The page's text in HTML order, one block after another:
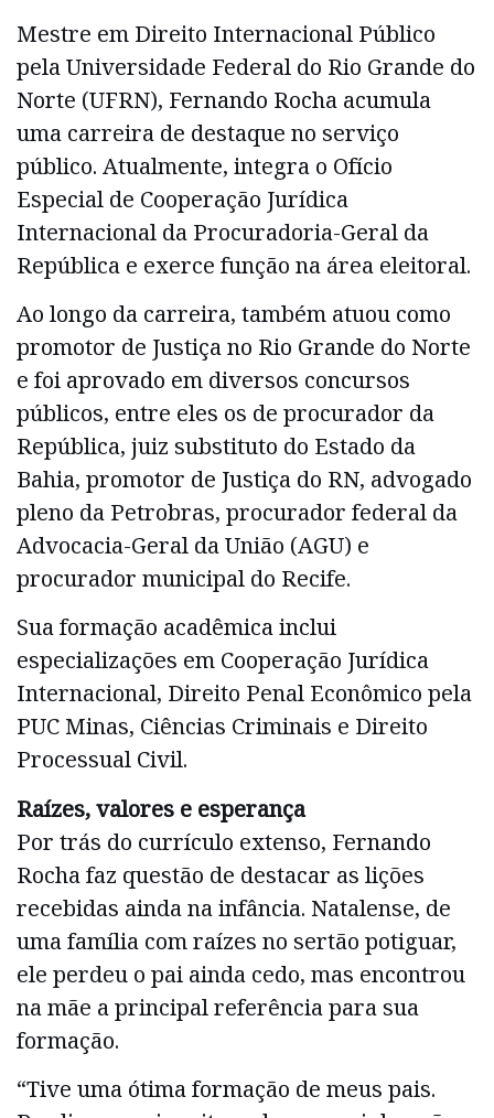
Mestre em Direito Internacional Público
pela Universidade Federal do Rio Grande do
Norte (UFRN), Fernando Rocha acumula
uma carreira de destaque no serviço
público. Atualmente, integra o Ofício
Especial de Cooperação Jurídica
Internacional da Procuradoria-Geral da
República e exerce função na área eleitoral.
Ao longo da carreira, também atuou como
promotor de Justiça no Rio Grande do Norte
e foi aprovado em diversos concursos
públicos, entre eles os de procurador da
República, juiz substituto do Estado da
Bahia, promotor de Justiça do RN, advogado
pleno da Petrobras, procurador federal da
Advocacia-Geral da União (AGU) e
procurador municipal do Recife.
Sua formação acadêmica inclui
especializações em Cooperação Jurídica
Internacional, Direito Penal Econômico pela
PUC Minas, Ciências Criminais e Direito
Processual Civil.
Raízes, valores e esperança
Por trás do currículo extenso, Fernando
Rocha faz questão de destacar as lições
recebidas ainda na infância. Natalense, de
uma família com raízes no sertão potiguar,
ele perdeu o pai ainda cedo, mas encontrou
na mãe a principal referência para sua
formação.
“Tive uma ótima formação de meus pais.